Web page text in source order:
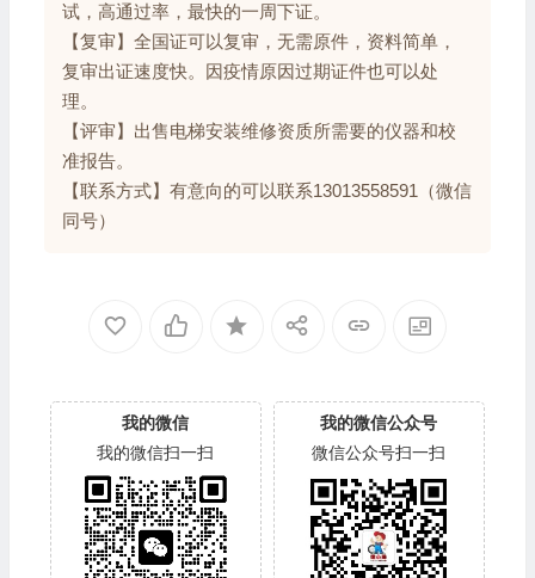
试，高通过率，最快的一周下证。
【复审】全国证可以复审，无需原件，资料简单，
复审出证速度快。因疫情原因过期证件也可以处
理。
【评审】出售电梯安装维修资质所需要的仪器和校
准报告。
【联系方式】有意向的可以联系13013558591（微信
同号）
我的微信
我的微信扫一扫
我的微信公众号
微信公众号扫一扫